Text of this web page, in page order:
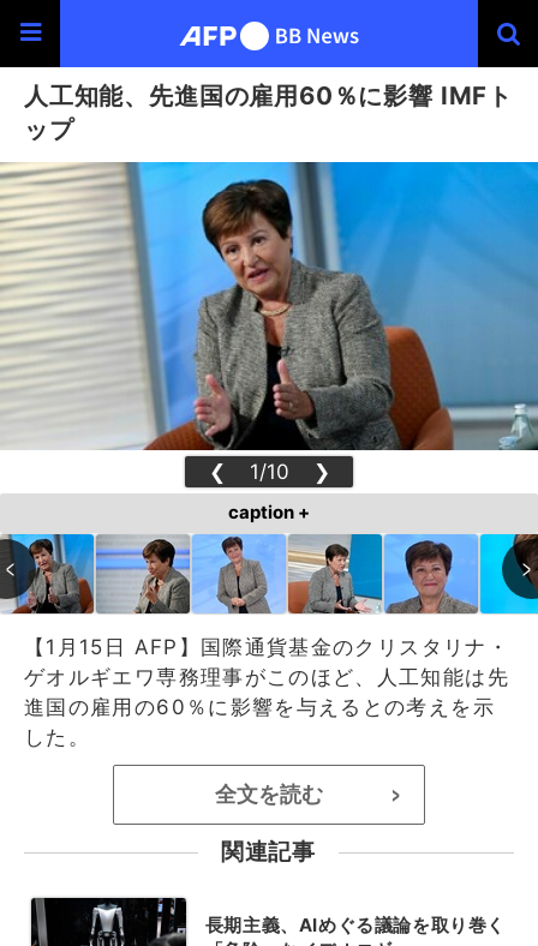
人工知能、先進国の雇用60％に影響 IMFト
ップ
❮ 1/10 ❯
caption +
【1月15日 AFP】国際通貨基金のクリスタリナ・
ゲオルギエワ専務理事がこのほど、人工知能は先
進国の雇用の60％に影響を与えるとの考えを示
した。
全文を読む >
関連記事
長期主義、AIめぐる議論を取り巻く